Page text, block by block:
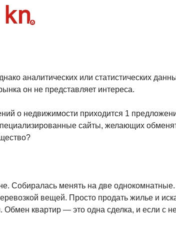
аналитических или статистических
он не представляет интереса.
о недвижимости приходится 1
сайты, желающих
менять на две однокомнатные.
вещей. Просто продать жилье и
квартир — это одна сделка, и если с